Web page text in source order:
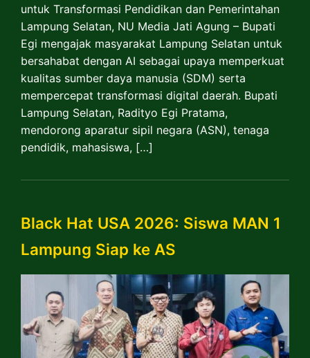
untuk Transformasi Pendidikan dan Pemerintahan
Lampung Selatan, NU Media Jati Agung – Bupati
Egi mengajak masyarakat Lampung Selatan untuk
bersahabat dengan AI sebagai upaya memperkuat
kualitas sumber daya manusia (SDM) serta
mempercepat transformasi digital daerah. Bupati
Lampung Selatan, Radityo Egi Pratama,
mendorong aparatur sipil negara (ASN), tenaga
pendidik, mahasiswa, […]
Black Hat USA 2026: Siswa MAN 1
Lampung Siap ke AS